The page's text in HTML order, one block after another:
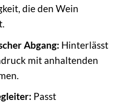
die den Wein
Abgang: Hinterlässt
mit anhaltenden
Passt